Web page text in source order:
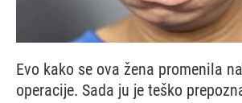
Evo kako se ova žena promenila
operacije. Sada ju je teško